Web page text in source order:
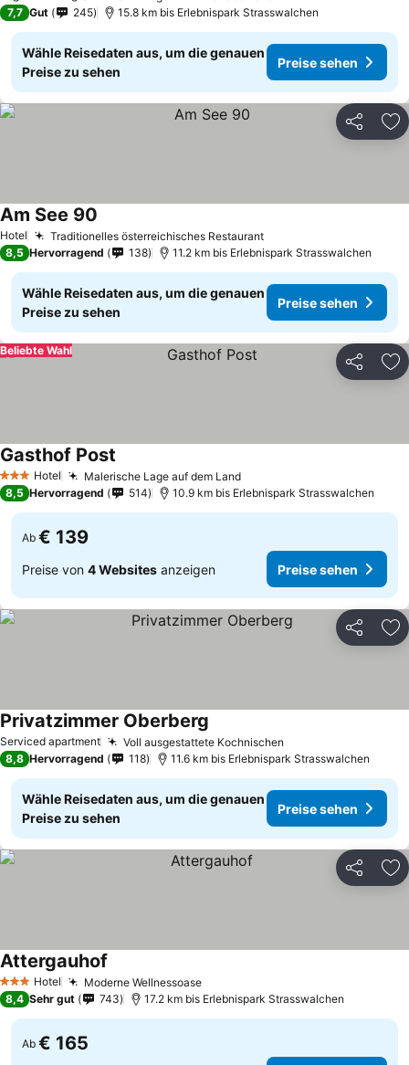
7,7 Gut 245 15.8 km bis Erlebnispark Strasswalchen
Wähle Reisedaten aus, um die genauen
Preise zu sehen
Preise sehen
Teilen
Hotel Traditionelles österreichisches RestaurantPreise sehen
Am See 90
8,5 Hervorragend 138 11.2 km bis Erlebnispark Strasswalchen
Wähle Reisedaten aus, um die genauen
Preise zu sehen
Preise sehen
Teilen
Beliebte Wahl
3 SterneHotel Malerische Lage auf dem LandPreise sehen
Gasthof Post
8,5 Hervorragend 514 10.9 km bis Erlebnispark Strasswalchen
Ab € 139
Preise von 4 Websites anzeigen Preise sehen
Teilen
Serviced apartment Voll ausgestattete Kochnischen
Privatzimmer Oberberg
8,8 Hervorragend 118 11.6 km bis Erlebnispark Strasswalchen
Wähle Reisedaten aus, um die genauen
Preise zu sehen
Preise sehen
Teilen
3 SterneHotel Moderne WellnessoasePreise sehen
Attergauhof
8,4 Sehr gut 743 17.2 km bis Erlebnispark Strasswalchen
Ab € 165